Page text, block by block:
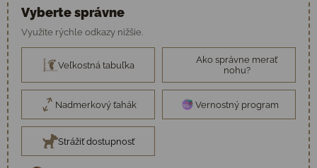
Vyberte správne
Využite rýchle odkazy nižšie.
Veľkostná tabuľka
Ako správne merať
nohu?
Nadmerkový ťahák Vernostný program
Strážiť dostupnosť